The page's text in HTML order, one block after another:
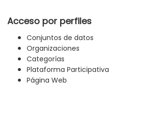
Acceso por perfiles
Conjuntos de datos
Organizaciones
Categorías
Plataforma Participativa
Página Web